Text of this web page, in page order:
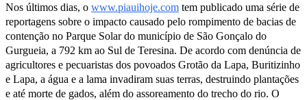
Nos últimos dias, o www.piauihoje.com tem publicado uma série de
reportagens sobre o impacto causado pelo rompimento de bacias de
contenção no Parque Solar do município de São Gonçalo do
Gurgueia, a 792 km ao Sul de Teresina. De acordo com denúncia de
agricultores e pecuaristas dos povoados Grotão da Lapa, Buritizinho
e Lapa, a água e a lama invadiram suas terras, destruindo plantações
e até morte de gados, além do assoreamento do trecho do rio. O